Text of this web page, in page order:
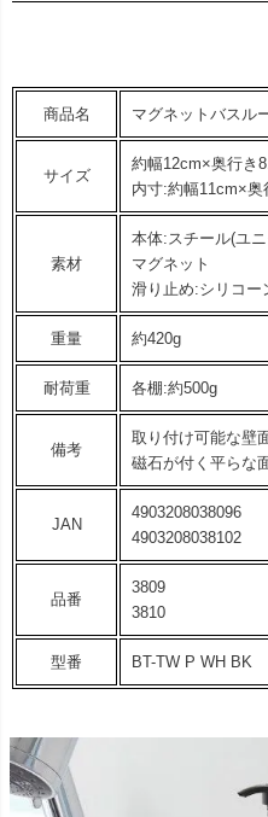
商品名 マグネットバスル
サイズ
約幅12cm×奥行き
内寸:約幅11cm×奥
素材
本体:スチール(ユ
マグネット
滑り止め:シリコー
重量 約420g
耐荷重 各棚:約500g
備考
取り付け可能な壁
磁石が付く平らな
JAN
4903208038096
4903208038102
品番
3809
3810
型番 BT-TW P WH BK